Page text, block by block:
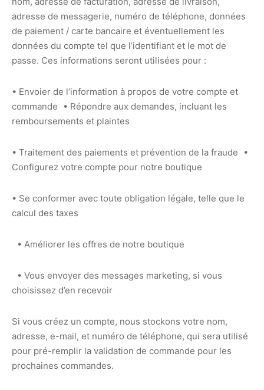
adresse de messagerie, numéro de téléphone, données
de paiement / carte bancaire et éventuellement les
données du compte tel que l’identifiant et le mot de
passe. Ces informations seront utilisées pour :
• Envoier de l’information à propos de votre compte et
commande • Répondre aux demandes, incluant les
remboursements et plaintes
• Traitement des paiements et prévention de la fraude •
Configurez votre compte pour notre boutique
• Se conformer avec toute obligation légale, telle que le
calcul des taxes
• Améliorer les offres de notre boutique
• Vous envoyer des messages marketing, si vous
choisissez d’en recevoir
Si vous créez un compte, nous stockons votre nom,
adresse, e-mail, et numéro de téléphone, qui sera utilisé
pour pré-remplir la validation de commande pour les
prochaines commandes.